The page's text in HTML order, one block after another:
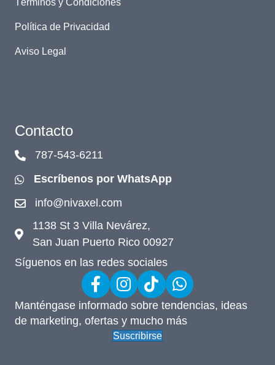
Política de Privacidad
Aviso Legal
Contacto
787-543-6211
Escríbenos por WhatsApp
info@nivaxel.com
1138 St 3 Villa Nevárez,
San Juan Puerto Rico 00927
Síguenos en las redes sociales
Manténgase informado sobre tendencias, ideas
de marketing, ofertas y mucho más
Suscribirse